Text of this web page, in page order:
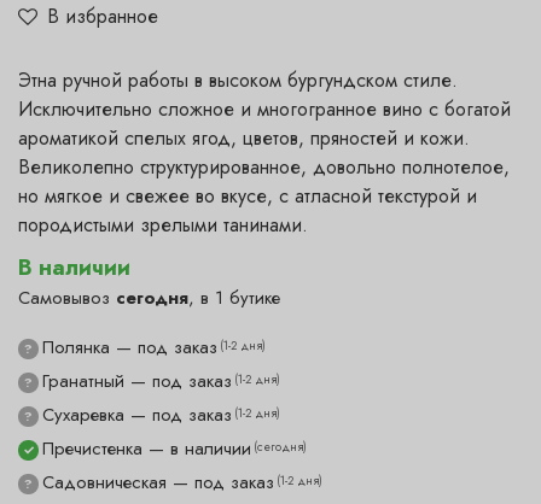
В избранное
В наличии
Самовывоз сегодня, в 1 бутике
? Гранатный — под заказ (1-2 дня)
? Полянка — под заказ (1-2 дня)
✓ Пречистенка — в наличии (сегодня)
? Садовническая — под заказ (1-2 дня)
? Сухаревка — под заказ (1-2 дня)
Этна ручной работы в высоком бургундском стиле.
Исключительно сложное и многогранное вино с богатой
ароматикой спелых ягод, цветов, пряностей и кожи.
Великолепно структурированное, довольно полнотелое,
но мягкое и свежее во вкусе, с атласной текстурой и
породистыми зрелыми танинами.